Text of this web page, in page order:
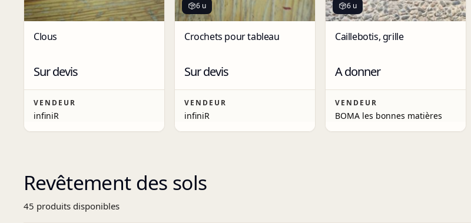
Clous
Sur devis
VENDEUR
infiniR
6 u
Crochets pour tableau
Sur devis
VENDEUR
infiniR
6 u
Caillebotis, grille
A donner
VENDEUR
BOMA les bonnes matières
Revêtement des sols
45 produits disponibles